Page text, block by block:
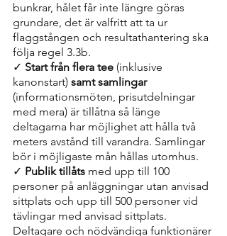
bunkrar, hålet får inte längre göras
grundare, det är valfritt att ta ur
flaggstången och resultathantering ska
följa regel 3.3b.
✓ Start från flera tee (inklusive
kanonstart) samt samlingar
(informationsmöten, prisutdelningar
med mera) är tillåtna så länge
deltagarna har möjlighet att hålla två
meters avstånd till varandra. Samlingar
bör i möjligaste mån hållas utomhus.
✓ Publik tillåts med upp till 100
personer på anläggningar utan anvisad
sittplats och upp till 500 personer vid
tävlingar med anvisad sittplats.
Deltagare och nödvändiga funktionärer